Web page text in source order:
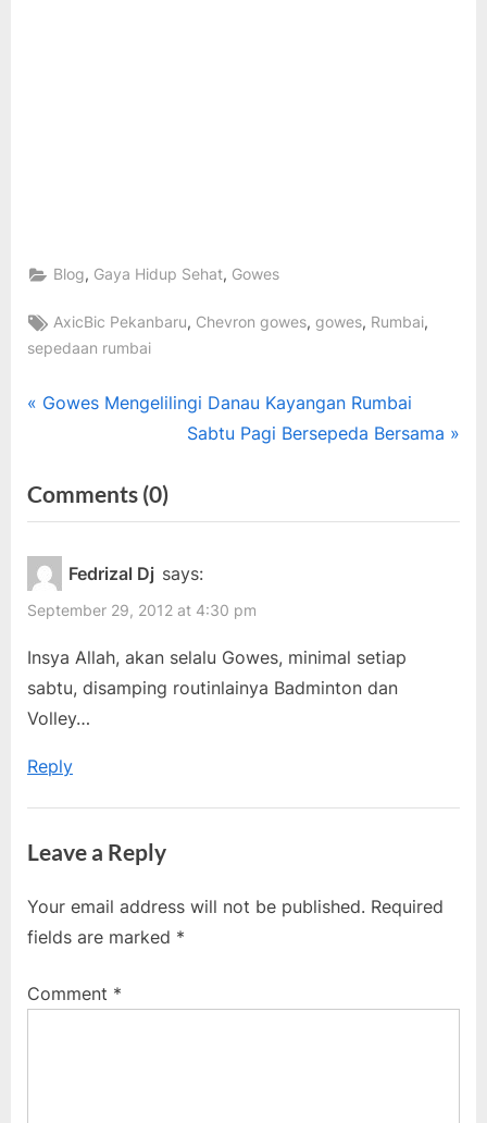
Blog, Gaya Hidup Sehat, Gowes
Tags:
AxicBic Pekanbaru, Chevron gowes,gowes, Rumbai,
sepedaan rumbai
Post
P
v
i
o
u
s
o
:
Gowes Mengelilingi Danau Kayangan Rumbai
N
t
o
s
t
Sabtu Pagi Bersepeda Bersama
Comments (0)on
“One
One
One
Heart”
Fedrizal Dj says:
September 29, 2012 at 4:30 pm
Insya Allah, akan selalu Gowes, minimal setiap
sabtu, disamping routinlainya Badminton dan
Volley…
Reply
Leave a Reply
Your email address will not be published. Required
fields are marked *
Comment *